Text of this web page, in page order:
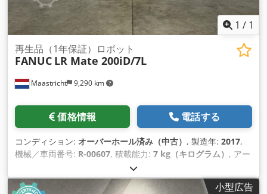
1 / 1
Maastricht 9,290 km
再生品（1年保証）ロボット
FANUC LR Mate 200iD/7L
価格情報 電話する
コンディション: オーバーホール済み（中古） , 製造年: 2017,
機械／車両番号: R-00607, 積載能力: 7 kg（キログラム） , アー
, コントローラーメーカー:
ィーチペンダントメーカー:A05B-2255-C101#EGN,
小型広告